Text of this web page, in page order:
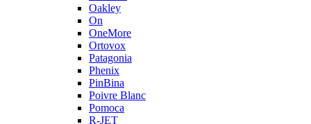
Oakley
On
OneMore
Ortovox
Patagonia
Phenix
PinBina
Poivre Blanc
Pomoca
R-JET